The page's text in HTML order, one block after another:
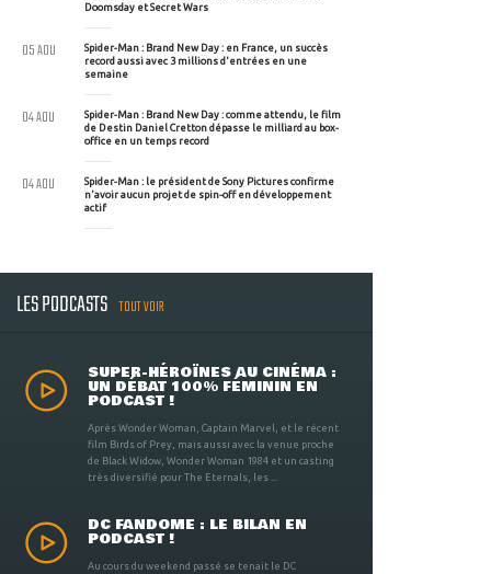
Doomsday et Secret Wars
Spider-Man : Brand New Day : en France, un succès
record aussi avec 3 millions d'entrées en une
semaine
05 AOU
Spider-Man : Brand New Day : comme attendu, le film
de Destin Daniel Cretton dépasse le milliard au box-
office en un temps record
04 AOU
Spider-Man : le président de Sony Pictures confirme
n'avoir aucun projet de spin-off en développement
actif
04 AOU
LES PODCASTS TOUT VOIR
SUPER-HÉROÏNES AU CINÉMA :
UN DÉBAT 100% FÉMININ EN
PODCAST !
Après Wonder Woman, Captain Marvel, et le récent
film Birds of Prey, mais aussi avec la venue proche
de Black Widow, Wonder Woman 1984 et un casting
très diversifié pour The Eternals, les ...
DC FANDOME : LE BILAN EN
PODCAST !
Au cours du weekend passé se tenait le DC